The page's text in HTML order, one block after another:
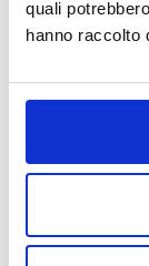
quali
hanno raccolto
Studio
edilizie,
basso
LEGGI